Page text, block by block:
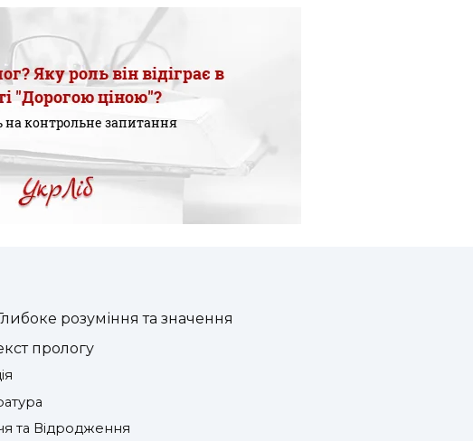
розуміння та значення
прологу
та Відродження